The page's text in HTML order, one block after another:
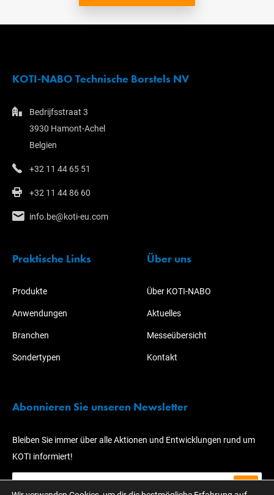
KOTI-NABO Technische Borstels NV
Bedrijfsstraat 3
3930 Hamont-Achel
Belgien
+32 11 44 65 51
+32 11 44 86 60
info.be@koti-eu.com
Praktische Links
Produkte
Anwendungen
Branchen
Sondertypen
Über uns
Über KOTI-NABO
Aktuelles
Messeübersicht
Kontakt
Abonnieren Sie unseren Newsletter
Bleiben Sie immer über alle Aktionen und Entwicklungen rund um
KOTI informiert!